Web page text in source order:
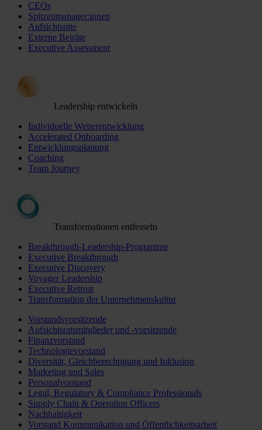
CEOs
Spitzenmanager:innen
Aufsichtsräte
Externe Beiräte
Executive Assessment
Leadership entwickeln
Individuelle Weiterentwicklung
Accelerated Onboarding
Entwicklungsplanung
Coaching
Team Journey
Transformationen entfesseln
Breakthrough-Leadership-Programme
Executive Breakthrough
Executive Discovery
Voyager Leadership
Executive Retreat
Transformation der Unternehmenskultur
Vorstandsvorsitzende
Aufsichtsratsmitglieder und -vorsitzende
Finanzvorstand
Technologievorstand
Diversität, Gleichberechtigung und Inklusion
Marketing und Sales
Personalvorstand
Legal, Regulatory & Compliance Professionals
Supply Chain & Operation Officers
Nachhaltigkeit
Vorstand Kommunikation und Öffentlichkeitsarbeit